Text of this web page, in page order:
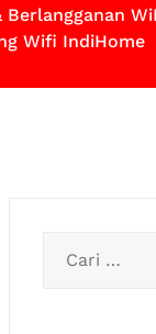
Wifi IndiHome
untuk: